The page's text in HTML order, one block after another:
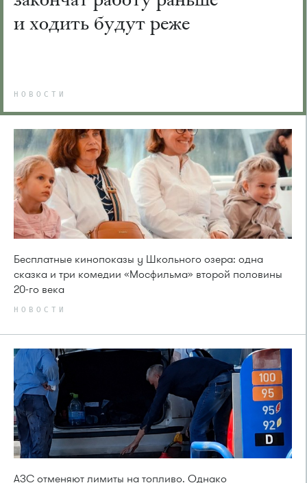
и ходить будут реже
НОВОСТИ
Бесплатные кинопоказы у Школьного озера: одна
сказка и три комедии «Мосфильма» второй половины
20-го века
НОВОСТИ
АЗС отменяют лимиты на топливо. Однако